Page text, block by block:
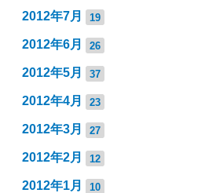
2012年7月 19
2012年6月 26
2012年5月 37
2012年4月 23
2012年3月 27
2012年2月 12
2012年1月 10